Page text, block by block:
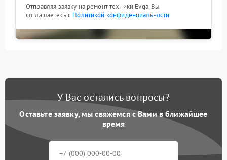
Отправляя заявку на ремонт техники Evga, Вы
соглашаетесь с Политикой конфиденциальности
У Вас остались вопросы?
Оставьте заявку, мы свяжемся с Вами в ближайшее
время